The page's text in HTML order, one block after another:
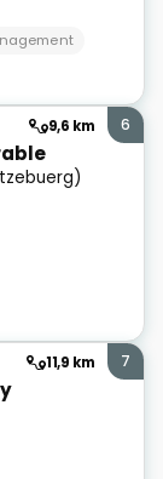
9,6 km 6
11,9 km 7